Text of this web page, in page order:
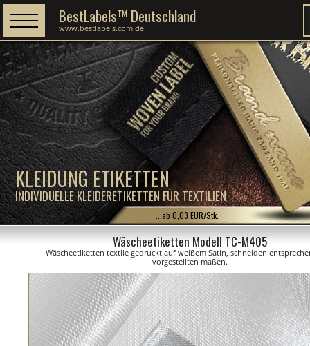
KLEIDUNG ETIKETTEN
INDIVIDUELLE KLEIDERETIKETTEN FÜR TEXTILIEN
BestLabels™ Deutschland
www.bestlabels.com.de
...ab 0,03 EUR/Stk.
Wäscheetiketten Modell TC-M405
Wäscheetiketten textile gedruckt auf weißem Satin, schneiden
vorgestellten maßen.